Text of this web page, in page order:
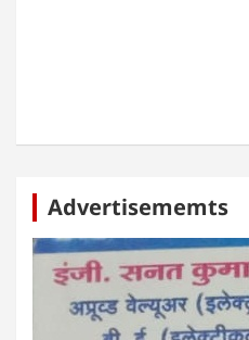
Advertisememts